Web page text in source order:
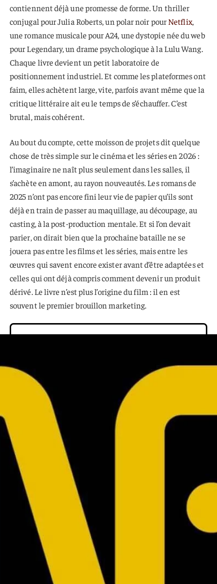
contiennent déjà une promesse de forme. Un thriller
conjugal pour Julia Roberts, un polar noir pourNetflix,
une romance musicale pour A24, une dystopie née du web
pour Legendary, un drame psychologique à la Lulu Wang.
Chaque livre devient un petit laboratoire de
positionnement industriel. Et comme les plateformes ont
faim, elles achètent large, vite, parfois avant même que la
critique littéraire ait eu le temps de s’échauffer. C’est
brutal, mais cohérent.
Au bout du compte, cette moisson de projets dit quelque
chose de très simple sur le cinéma et les séries en 2026 :
l’imaginaire ne naît plus seulement dans les salles, il
s’achète en amont, au rayon nouveautés. Les romans de
2025 n’ont pas encore fini leur vie de papier qu’ils sont
déjà en train de passer au maquillage, au découpage, au
casting, à la post-production mentale. Et si l’on devait
parier, on dirait bien que la prochaine bataille ne se
jouera pas entre les films et les séries, mais entre les
œuvres qui savent encore exister avant d’être adaptées et
celles qui ont déjà compris comment devenir un produit
dérivé. Le livre n’est plus l’origine du film : il en est
souvent le premier brouillon marketing.